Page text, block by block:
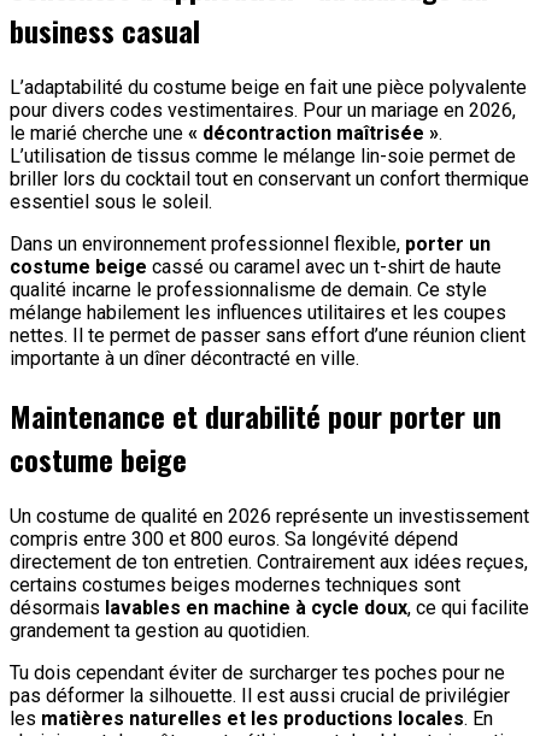
business casual
L’adaptabilité du costume beige en fait une pièce polyvalente
pour divers codes vestimentaires. Pour un mariage en 2026,
le marié cherche une « décontraction maîtrisée ».
L’utilisation de tissus comme le mélange lin-soie permet de
briller lors du cocktail tout en conservant un confort thermique
essentiel sous le soleil.
Dans un environnement professionnel flexible, porter un
costume beige cassé ou caramel avec un t-shirt de haute
qualité incarne le professionnalisme de demain. Ce style
mélange habilement les influences utilitaires et les coupes
nettes. Il te permet de passer sans effort d’une réunion client
importante à un dîner décontracté en ville.
Maintenance et durabilité pour porter un
costume beige
Un costume de qualité en 2026 représente un investissement
compris entre 300 et 800 euros. Sa longévité dépend
directement de ton entretien. Contrairement aux idées reçues,
certains costumes beiges modernes techniques sont
désormais lavables en machine à cycle doux, ce qui facilite
grandement ta gestion au quotidien.
Tu dois cependant éviter de surcharger tes poches pour ne
pas déformer la silhouette. Il est aussi crucial de privilégier
les matières naturelles et les productions locales. En